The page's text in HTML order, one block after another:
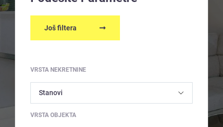
Još filtera
VRSTA NEKRETNINE
VRSTA OBJEKTA